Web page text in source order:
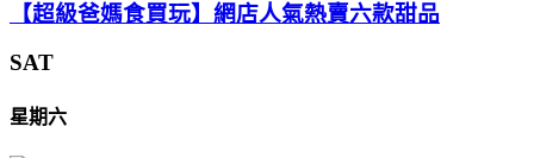
【超級爸媽食買玩】網店人氣熱賣六款甜品
SAT
星期六